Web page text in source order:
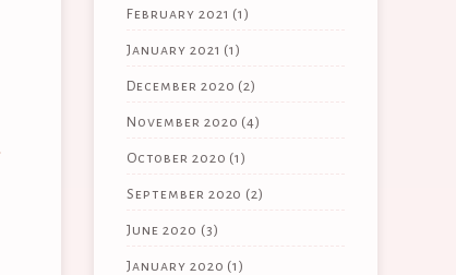
February 2021 (1)
January 2021 (1)
December 2020 (2)
November 2020 (4)
October 2020 (1)
September 2020 (2)
June 2020 (3)
January 2020 (1)